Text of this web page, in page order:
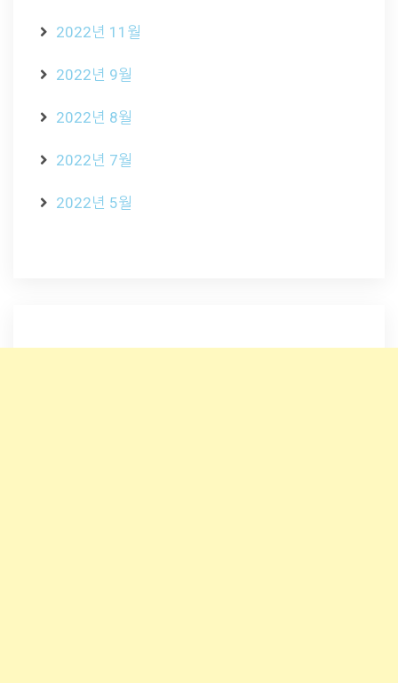
2022년 11월
2022년 9월
2022년 8월
2022년 7월
2022년 5월